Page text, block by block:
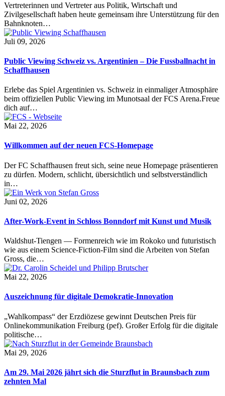
Vertreterinnen und Vertreter aus Politik, Wirtschaft und
Zivilgesellschaft haben heute gemeinsam ihre Unterstützung für den
Bahnknoten…
Juli 09, 2026
Public Viewing Schweiz vs. Argentinien – Die Fussballnacht in
Schaffhausen
Erlebe das Spiel Argentinien vs. Schweiz in einmaliger Atmosphäre
beim offiziellen Public Viewing im Munotsaal der FCS Arena.Freue
dich auf…
Mai 22, 2026
Willkommen auf der neuen FCS-Homepage
Der FC Schaffhausen freut sich, seine neue Homepage präsentieren
zu dürfen. Modern, schlicht, übersichtlich und selbstverständlich
in…
Juni 02, 2026
After-Work-Event in Schloss Bonndorf mit Kunst und Musik
Waldshut-Tiengen — Formenreich wie im Rokoko und futuristisch
wie aus einem Science-Fiction-Film sind die Arbeiten von Stefan
Gross, die…
Mai 22, 2026
Auszeichnung für digitale Demokratie-Innovation
„Wahlkompass“ der Erzdiözese gewinnt Deutschen Preis für
Onlinekommunikation Freiburg (pef). Großer Erfolg für die digitale
politische…
Mai 29, 2026
Am 29. Mai 2026 jährt sich die Sturzflut in Braunsbach zum
zehnten Mal